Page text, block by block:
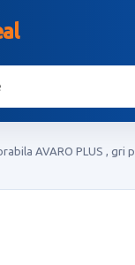
AVARO PLUS , gri